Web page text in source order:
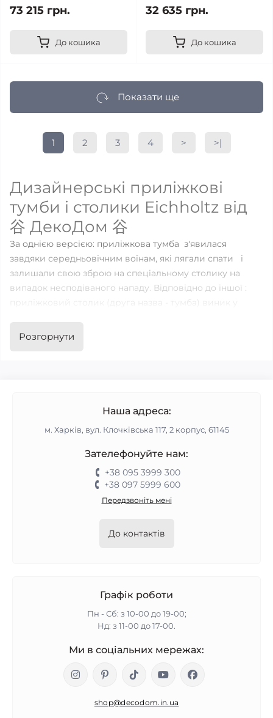
73 215 грн.
До кошика
32 635 грн.
До кошика
Показати ще
1 2 3 4 > >|
Дизайнерські приліжкові
тумби і столики Eichholtz від
谷 ДекоДом 谷
За однією версією: приліжкова тумба з'явилася
завдяки середньовічним воїнам, які лягали спати і
залишали свою зброю на спеціальному столику на
випадок несподіваного нападу. Відповідно до іншої :
необхідний предмет в покоях тих часів.
спального гарнітура. Його можна використовувати як
книги, косметичні засоби, ліки, та інші особисті речі.
Все, що може знадобитися перед сном, легко
поміститься в цій невеликій тумбі.
Приліжковий столик дизайнерський є покращеною
Дизайнерські приліжкові тумби для спальні від
європейського виробника Ейхольц стануть гідною
прикрасою вашої спальні, незалежно від того, в якому
стилі вона оформлена. В каталозі магазина 谷 ДекоДом
вінтаж, прованс, лофт, мінімалізм, кантрі, поп-арт або
свій оригінальний приліжковий столик.
Розгорнути
Наша адреса:
м. Харків, вул. Клочківська 117, 2 корпус, 61145
Зателефонуйте нам:
+38 095 3999 300
+38 097 5999 600
Передзвоніть мені
До контактів
Графік роботи
Пн - Сб: з 10-00 до 19-00;
Нд: з 11-00 до 17-00.
Ми в соціальних мережах:
shop@decodom.in.ua